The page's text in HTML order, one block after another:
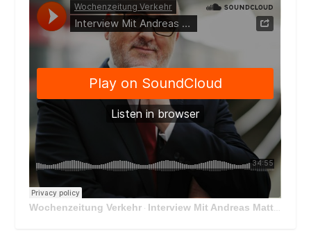
Wochenzeitung Verkehr · Interview Mit Andreas Matthä, CEO der ÖBB Holding